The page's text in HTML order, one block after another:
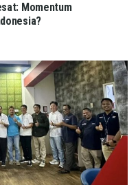
Momentum